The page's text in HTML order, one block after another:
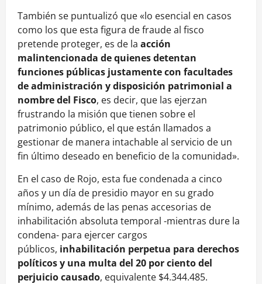
También se puntualizó que «lo esencial en casos
como los que esta figura de fraude al fisco
pretende proteger, es de la acción
malintencionada de quienes detentan
funciones públicas justamente con facultades
de administración y disposición patrimonial a
nombre del Fisco, es decir, que las ejerzan
frustrando la misión que tienen sobre el
patrimonio público, el que están llamados a
gestionar de manera intachable al servicio de un
fin último deseado en beneficio de la comunidad».
En el caso de Rojo, esta fue condenada a cinco
años y un día de presidio mayor en su grado
mínimo, además de las penas accesorias de
inhabilitación absoluta temporal -mientras dure la
condena- para ejercer cargos
públicos, inhabilitación perpetua para derechos
políticos y una multa del 20 por ciento del
perjuicio causado, equivalente $4.344.485.